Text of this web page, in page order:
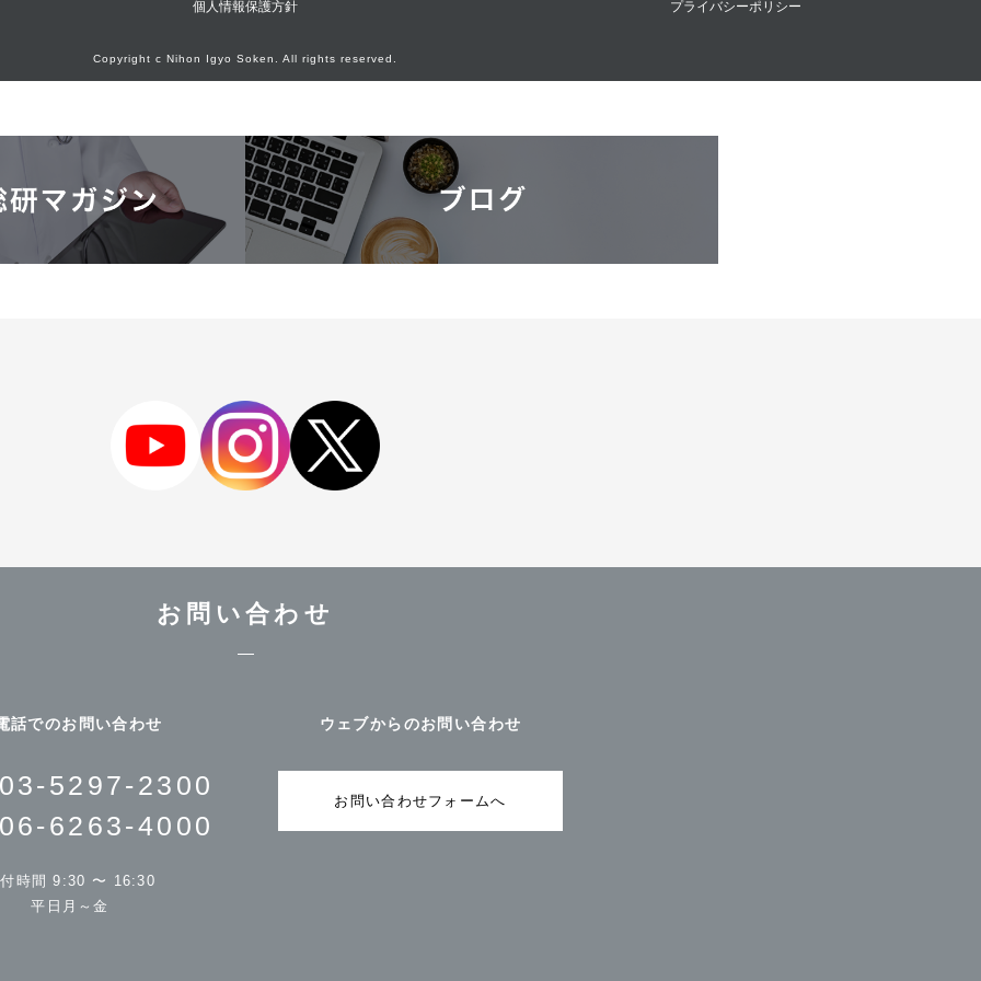
個人情報保護方針 プライバシーポリシー
Copyright c Nihon Igyo Soken. All rights reserved.
お問い合わせ
話でのお問い合わせ
5297-2300
6263-4000
時間 9:30 〜 16:30
平日月～金
ウェブからのお問い合わせ
お問い合わせフォームへ